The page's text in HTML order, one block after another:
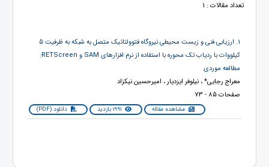
تعداد مقالات : 1
1. ارزیابی فنی و زیست محیطی نیروگاه فتوولتائیک متصل به شبکه به ظرفیت 5
کیلووات با ردیاب تک محوره با استفاده از نرم افزارهای SAM و RETScreen:
مطالعه موردی
معراج رجایی* ، نیلوفر ایزدیار ، امیرحسین نیکزاد
صفحات 85 - 73
مشاهده مقاله 1991 بازدید دانلود (PDF)